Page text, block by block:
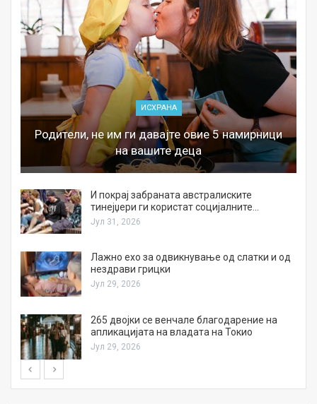
ИСХРАНА
Родители, не им ги давајте овие 5 намирници
на вашите деца
И покрај забраната австралиските
тинејџери ги користат социјалните…
Јул 31, 2026
Лажно ехо за одвикнување од слатки и од
нездрави грицки
Јул 29, 2026
265 двојки се венчале благодарение на
апликацијата на владата на Токио
Јул 29, 2026